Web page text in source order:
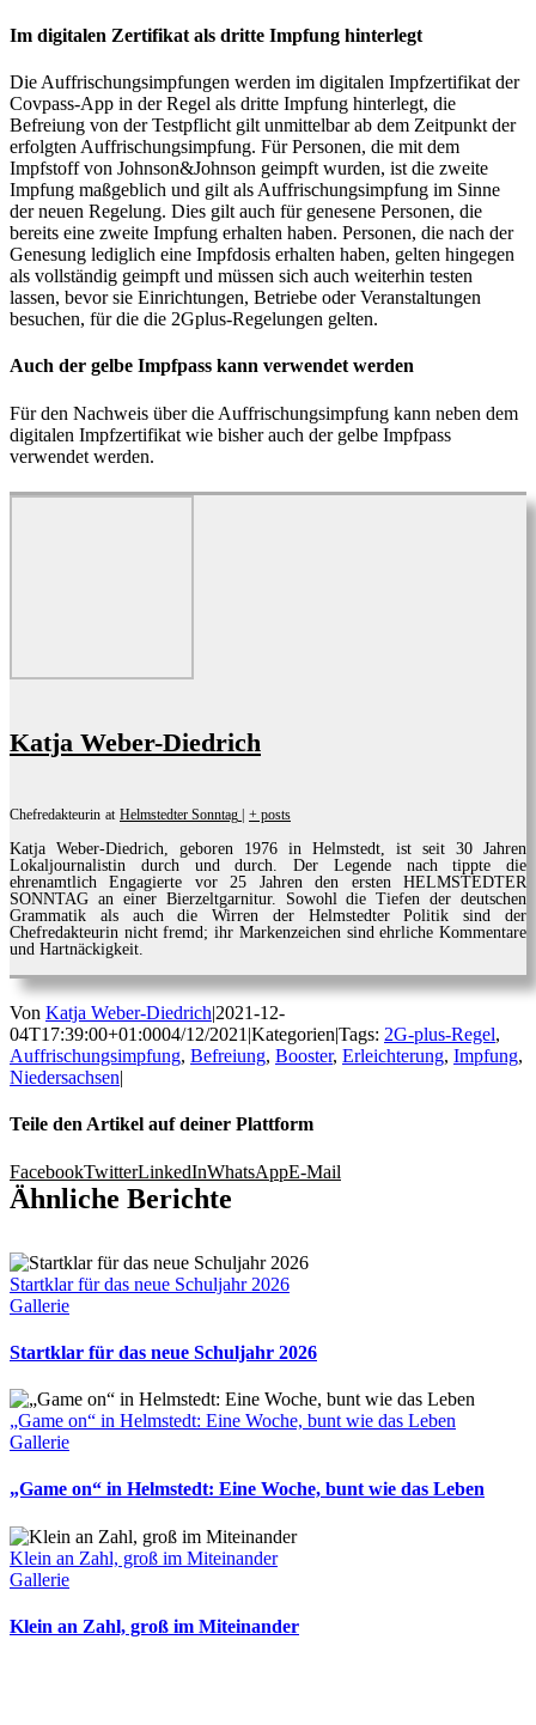
Im digitalen Zertifikat als dritte Impfung hinterlegt
Die Auffrischungsimpfungen werden im digitalen Impfzertifikat der
Covpass-App in der Regel als dritte Impfung hinterlegt, die
Befreiung von der Testpflicht gilt unmittelbar ab dem Zeitpunkt der
erfolgten Auffrischungsimpfung. Für Personen, die mit dem
Impfstoff von Johnson&Johnson geimpft wurden, ist die zweite
Impfung maßgeblich und gilt als Auffrischungsimpfung im Sinne
der neuen Regelung. Dies gilt auch für genesene Personen, die
bereits eine zweite Impfung erhalten haben. Personen, die nach der
Genesung lediglich eine Impfdosis erhalten haben, gelten hingegen
als vollständig geimpft und müssen sich auch weiterhin testen
lassen, bevor sie Einrichtungen, Betriebe oder Veranstaltungen
besuchen, für die die 2Gplus-Regelungen gelten.
Auch der gelbe Impfpass kann verwendet werden
Für den Nachweis über die Auffrischungsimpfung kann neben dem
digitalen Impfzertifikat wie bisher auch der gelbe Impfpass
verwendet werden.
Katja Weber-Diedrich
Chefredakteurin at Helmstedter Sonntag + posts
Katja Weber-Diedrich, geboren 1976 in Helmstedt, ist seit 30 Jahren
Lokaljournalistin durch und durch. Der Legende nach tippte die
ehrenamtlich Engagierte vor 25 Jahren den ersten HELMSTEDTER
SONNTAG an einer Bierzeltgarnitur. Sowohl die Tiefen der deutschen
Grammatik als auch die Wirren der Helmstedter Politik sind der
Chefredakteurin nicht fremd; ihr Markenzeichen sind ehrliche Kommentare
und Hartnäckigkeit.
Von Katja Weber-Diedrich|2021-12-
04T17:39:00+01:0004/12/2021 |Kategorien|Tags: 2G-plus-Regel,
Auffrischungsimpfung, Befreiung, Booster, Erleichterung, Impfung,
Niedersachsen|
Teile den Artikel auf deiner Plattform
FacebookTwitterLinkedInWhatsAppE-Mail
Ähnliche Berichte
Startklar für das neue Schuljahr 2026
Gallerie
Startklar für das neue Schuljahr 2026
„Game on“ in Helmstedt: Eine Woche, bunt wie das Leben
Gallerie
„Game on“ in Helmstedt: Eine Woche, bunt wie das Leben
Klein an Zahl, groß im Miteinander
Gallerie
Klein an Zahl, groß im Miteinander